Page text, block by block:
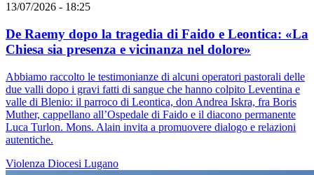
13/07/2026 - 18:25
De Raemy dopo la tragedia di Faido e Leontica: «La
Chiesa sia presenza e vicinanza nel dolore»
Abbiamo raccolto le testimonianze di alcuni operatori pastorali delle
due valli dopo i gravi fatti di sangue che hanno colpito Leventina e
valle di Blenio: il parroco di Leontica, don Andrea Iskra, fra Boris
Muther, cappellano all’Ospedale di Faido e il diacono permanente
Luca Turlon. Mons. Alain invita a promuovere dialogo e relazioni
autentiche.
Violenza Diocesi Lugano